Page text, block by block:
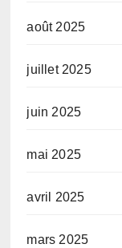
août 2025
juillet 2025
juin 2025
mai 2025
avril 2025
mars 2025